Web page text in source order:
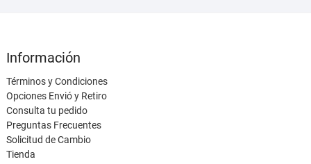
Información
Términos y Condiciones
Opciones Envió y Retiro
Consulta tu pedido
Preguntas Frecuentes
Solicitud de Cambio
Tienda